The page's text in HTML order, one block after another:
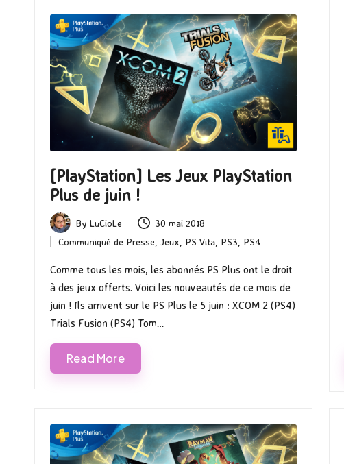
[PlayStation] Les Jeux PlayStation
Plus de juin !
Posted
by
By LuCioLe 30 mai 2018
Posted
in
Communiqué de Presse, Jeux, PS Vita, PS3, PS4
Comme tous les mois, les abonnés PS Plus ont le droit
à des jeux offerts. Voici les nouveautés de ce mois de
juin ! Ils arrivent sur le PS Plus le 5 juin : XCOM 2 (PS4)
Trials Fusion (PS4) Tom…
Read More